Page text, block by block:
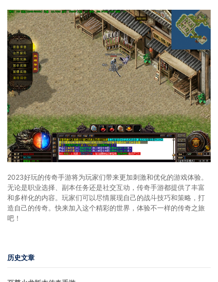
2023好玩的传奇手游将为玩家们带来更加刺激和优化的游戏体验。
无论是职业选择、副本任务还是社交互动，传奇手游都提供了丰富
和多样化的内容。玩家们可以尽情展现自己的战斗技巧和策略，打
造自己的传奇。快来加入这个精彩的世界，体验不一样的传奇之旅
吧！
历史文章